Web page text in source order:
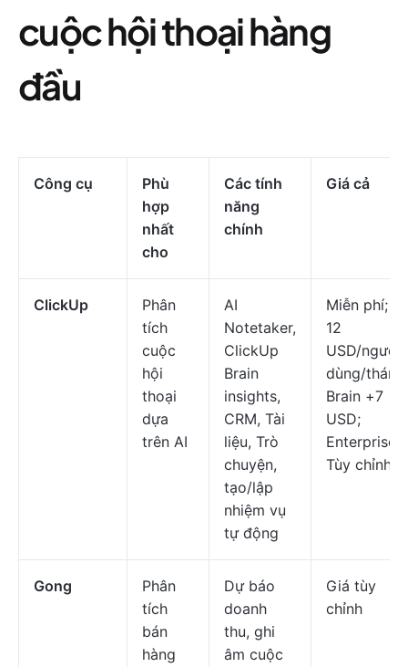
cuộc hội thoại hàng
đầu
Công cụ
Phù
hợp
nhất
cho
Các tính
năng
chính
Giá cả
ClickUp
Phân
tích
cuộc
hội
thoại
dựa
trên AI
AI
Notetaker,
ClickUp
Brain
insights,
CRM, Tài
liệu, Trò
chuyện,
tạo/lập
nhiệm vụ
tự động
Miễn phí; 7–
12
USD/người
dùng/tháng;
Brain +7
USD;
Enterprise:
Tùy chỉnh
Gong
Phân
tích
bán
hàng
Dự báo
doanh
thu, ghi
âm cuộc
Giá tùy
chỉnh